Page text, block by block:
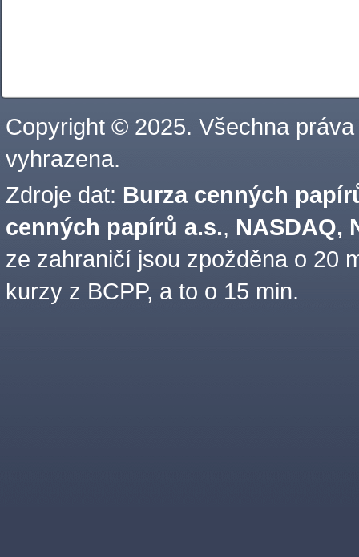
Copyright © 2025. Všechna práva
vyhrazena.
Zdroje dat: Burza cenných
cenných papírů a.s., NASDAQ,
ze zahraničí jsou zpožděna o 20
kurzy z BCPP, a to o 15 min.